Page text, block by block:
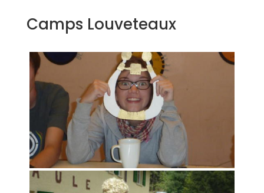
Camps Louveteaux